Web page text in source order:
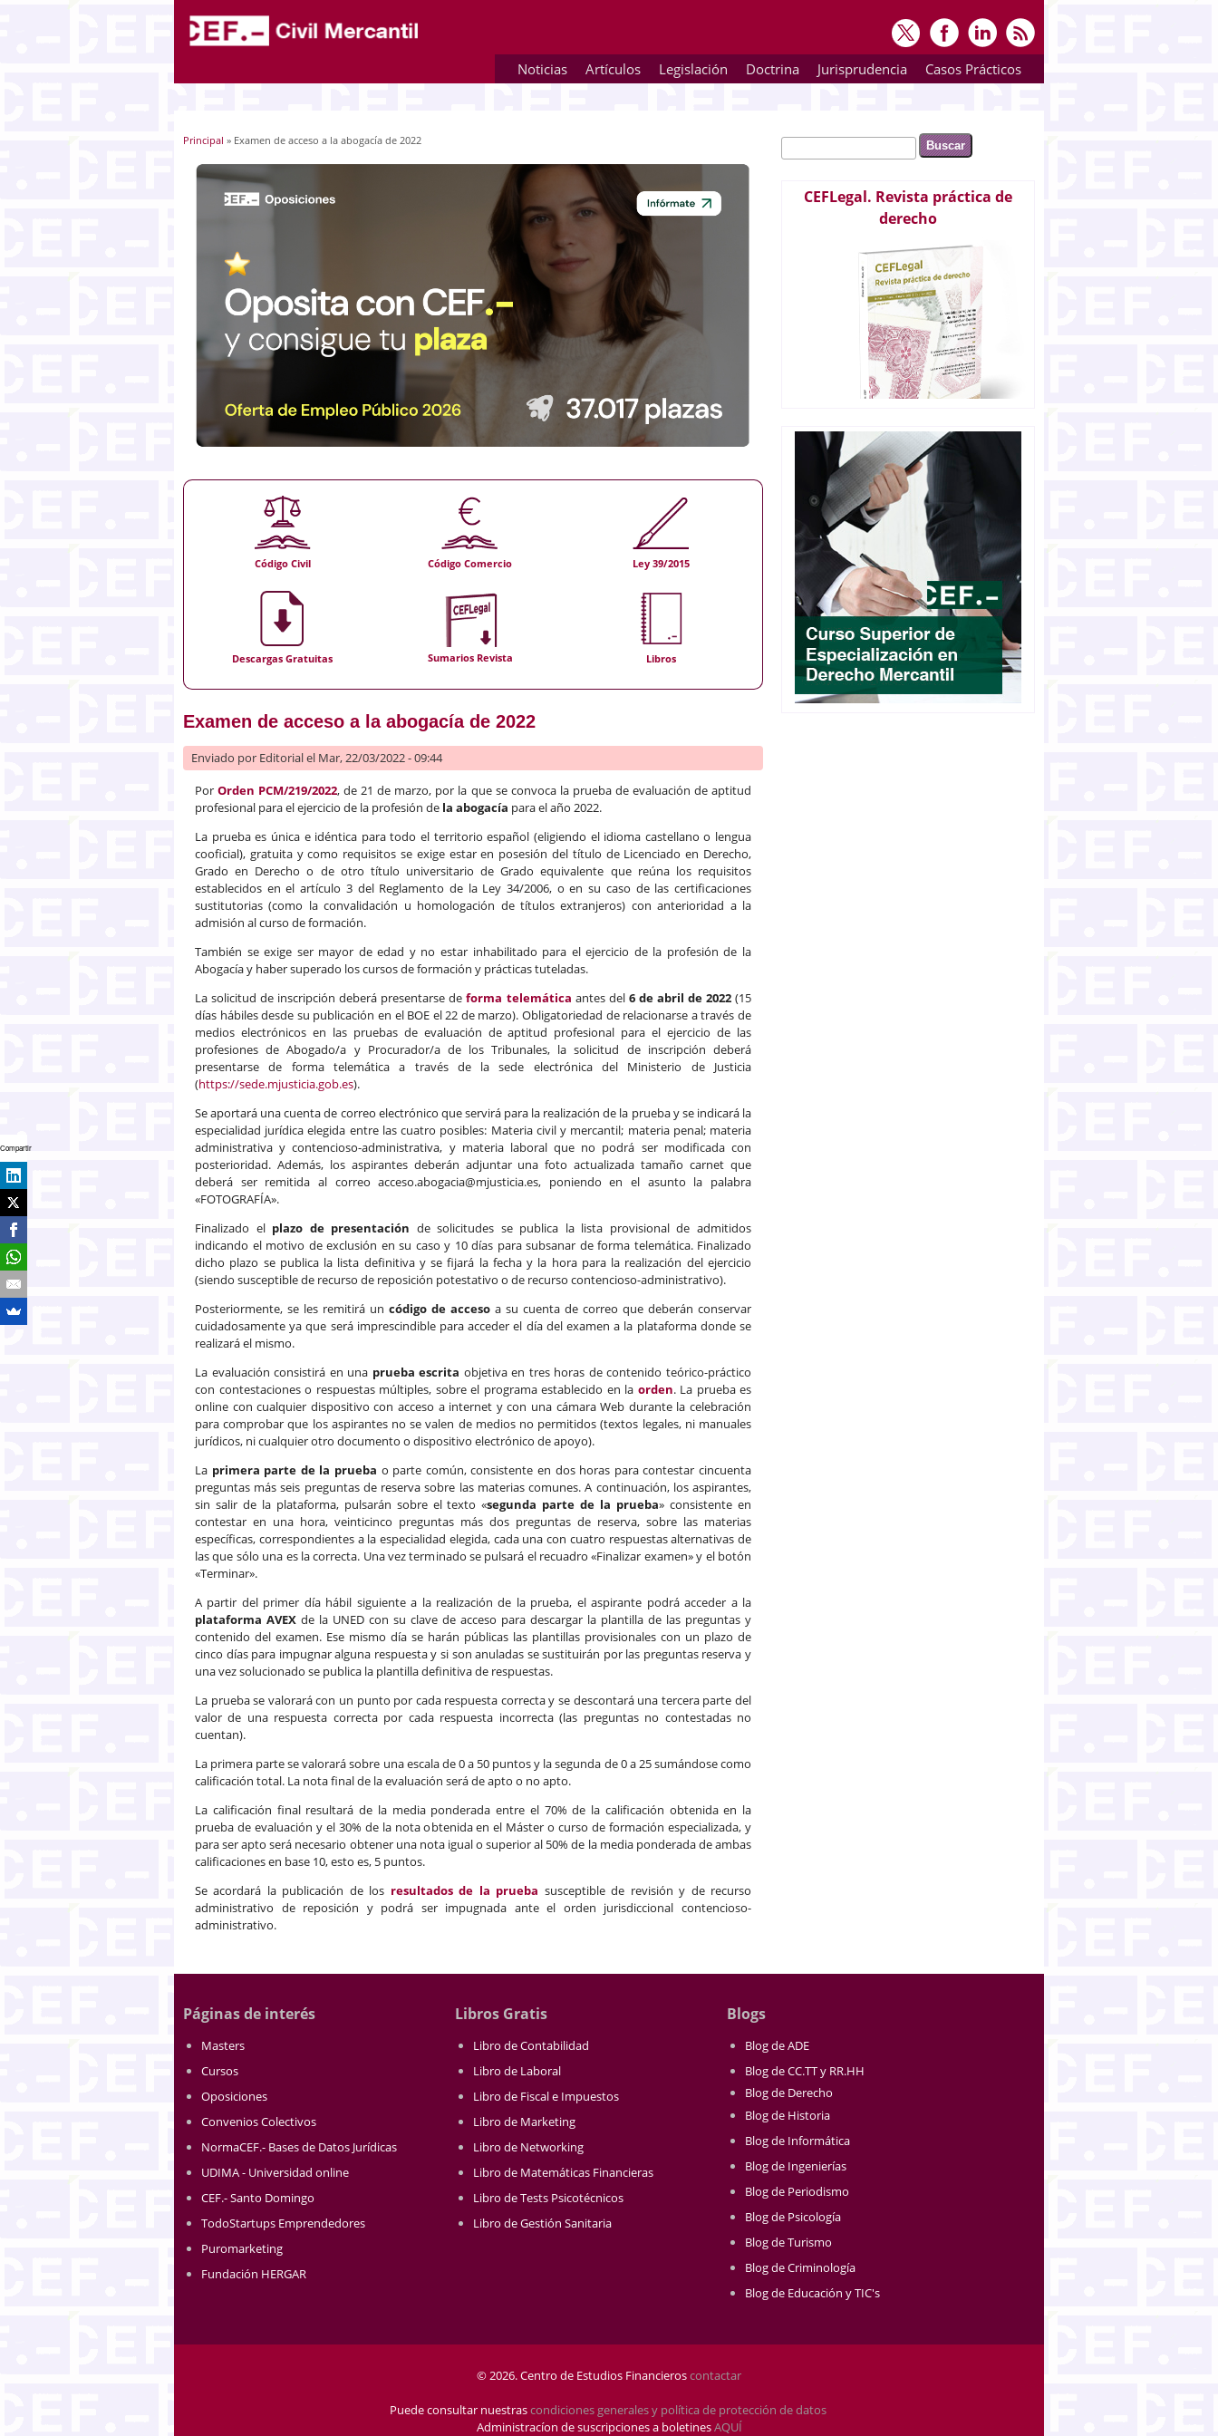
Noticias Artículos Legislación Doctrina Jurisprudencia Casos Prácticos
Usted está aquí
Principal » Examen de acceso a la abogacía de 2022
Código Civil Código Comercio Ley 39/2015
Descargas Gratuitas Sumarios Revista Libros
Examen de acceso a la abogacía de 2022
Enviado por Editorialel Mar, 22/03/2022 - 09:44
PorOrden PCM/219/2022, de 21 de marzo, por la que se convoca la prueba de evaluación de aptitud
profesional para el ejercicio de la profesión de la abogacía para el año 2022.
La prueba es única e idéntica para todo el territorio español (eligiendo el idioma castellano o lengua
cooficial), gratuita y como requisitos se exige estar en posesión del título de Licenciado en Derecho,
Grado en Derecho o de otro título universitario de Grado equivalente que reúna los requisitos
establecidos en el artículo 3 del Reglamento de la Ley 34/2006, o en su caso de las certificaciones
sustitutorias (como la convalidación u homologación de títulos extranjeros) con anterioridad a la
admisión al curso de formación.
También se exige ser mayor de edad y no estar inhabilitado para el ejercicio de la profesión de la
Abogacía y haber superado los cursos de formación y prácticas tuteladas.
La solicitud de inscripción deberá presentarse deforma telemática antes del 6 de abril de 2022(15
días hábiles desde su publicación en el BOE el 22 de marzo). Obligatoriedad de relacionarse a través de
medios electrónicos en las pruebas de evaluación de aptitud profesional para el ejercicio de las
profesiones de Abogado/a y Procurador/a de los Tribunales, la solicitud de inscripción deberá
presentarse de forma telemática a través de la sede electrónica del Ministerio de Justicia
(https://sede.mjusticia.gob.es).
Se aportará una cuenta de correo electrónico que servirá para la realización de la prueba y se indicará la
especialidad jurídica elegida entre las cuatro posibles: Materia civil y mercantil; materia penal; materia
administrativa y contencioso-administrativa, y materia laboral que no podrá ser modificada con
posterioridad. Además, los aspirantes deberán adjuntar una foto actualizada tamaño carnet que
deberá ser remitida al correo acceso.abogacia@mjusticia.es, poniendo en el asunto la palabra
«FOTOGRAFÍA».
Finalizado el plazo de presentación de solicitudes se publica la lista provisional de admitidos
indicando el motivo de exclusión en su caso y 10 días para subsanar de forma telemática. Finalizado
dicho plazo se publica la lista definitiva y se fijará la fecha y la hora para la realización del ejercicio
(siendo susceptible de recurso de reposición potestativo o de recurso contencioso-administrativo).
Posteriormente, se les remitirá un código de acceso a su cuenta de correo que deberán conservar
cuidadosamente ya que será imprescindible para acceder el día del examen a la plataforma donde se
realizará el mismo.
La evaluación consistirá en una prueba escrita objetiva en tres horas de contenido teórico-práctico
con contestaciones o respuestas múltiples, sobre el programa establecido en la orden. La prueba es
online con cualquier dispositivo con acceso a internet y con una cámara Web durante la celebración
para comprobar que los aspirantes no se valen de medios no permitidos (textos legales, ni manuales
jurídicos, ni cualquier otro documento o dispositivo electrónico de apoyo).
La primera parte de la prueba o parte común, consistente en dos horas para contestar cincuenta
preguntas más seis preguntas de reserva sobre las materias comunes. A continuación, los aspirantes,
sin salir de la plataforma, pulsarán sobre el texto «segunda parte de la prueba» consistente en
contestar en una hora, veinticinco preguntas más dos preguntas de reserva, sobre las materias
específicas, correspondientes a la especialidad elegida, cada una con cuatro respuestas alternativas de
las que sólo una es la correcta. Una vez terminado se pulsará el recuadro «Finalizar examen» y el botón
«Terminar».
A partir del primer día hábil siguiente a la realización de la prueba, el aspirante podrá acceder a la
plataforma AVEX de la UNED con su clave de acceso para descargar la plantilla de las preguntas y
contenido del examen. Ese mismo día se harán públicas las plantillas provisionales con un plazo de
cinco días para impugnar alguna respuesta y si son anuladas se sustituirán por las preguntas reserva y
una vez solucionado se publica la plantilla definitiva de respuestas.
La prueba se valorará con un punto por cada respuesta correcta y se descontará una tercera parte del
valor de una respuesta correcta por cada respuesta incorrecta (las preguntas no contestadas no
cuentan).
La primera parte se valorará sobre una escala de 0 a 50 puntos y la segunda de 0 a 25 sumándose como
calificación total. La nota final de la evaluación será de apto o no apto.
La calificación final resultará de la media ponderada entre el 70% de la calificación obtenida en la
prueba de evaluación y el 30% de la nota obtenida en el Máster o curso de formación especializada, y
para ser apto será necesario obtener una nota igual o superior al 50% de la media ponderada de ambas
calificaciones en base 10, esto es, 5 puntos.
Se acordará la publicación de los resultados de la prueba susceptible de revisión y de recurso
administrativo de reposición y podrá ser impugnada ante el orden jurisdiccional contencioso-
administrativo.
Formulario de búsqueda
Buscar
CEFLegal. Revista práctica de
derecho
Páginas de interés
Masters
Cursos
Oposiciones
Convenios Colectivos
NormaCEF.- Bases de Datos Jurídicas
UDIMA - Universidad online
CEF.- Santo Domingo
TodoStartups Emprendedores
Puromarketing
Fundación HERGAR
Libros Gratis
Libro de Contabilidad
Libro de Laboral
Libro de Fiscal e Impuestos
Libro de Marketing
Libro de Networking
Libro de Matemáticas Financieras
Libro de Tests Psicotécnicos
Libro de Gestión Sanitaria
Blogs
Blog de ADE
Blog de CC.TT y RR.HH
Blog de Derecho
Blog de Historia
Blog de Informática
Blog de Ingenierías
Blog de Periodismo
Blog de Psicología
Blog de Turismo
Blog de Criminología
Blog de Educación y TIC's
© 2026. Centro de Estudios Financieroscontactar
Puede consultar nuestrascondiciones generales y política de protección de datos.
Administracíon de suscripciones a boletinesAQUÍ
Compartir